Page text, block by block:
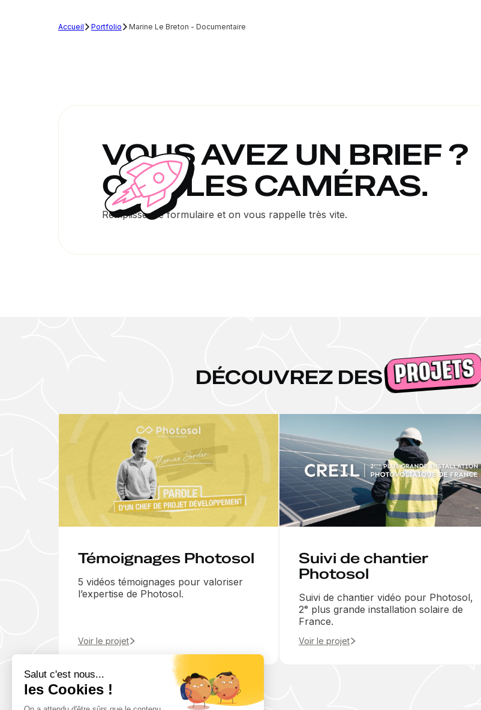
Accueil Portfolio Marine Le Breton - Documentaire
VOUS AVEZ UN BRIEF ?
ON A LES CAMÉRAS.
Remplissez le formulaire et on vous rappelle très vite.
DÉCOUVREZ DES PROJETS
Témoignages Photosol
5 vidéos témoignages pour valoriser
l’expertise de Photosol.
Voir le projet
Suivi de chantier
Photosol
Suivi de chantier vidéo pour Photosol,
2ᵉ plus grande installation solaire de
France.
Voir le projet